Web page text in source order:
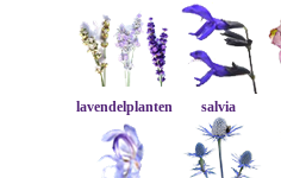
lavendelplanten salvia